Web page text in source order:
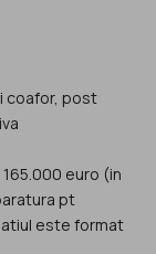
coafor, post
euro (in
pt
este format